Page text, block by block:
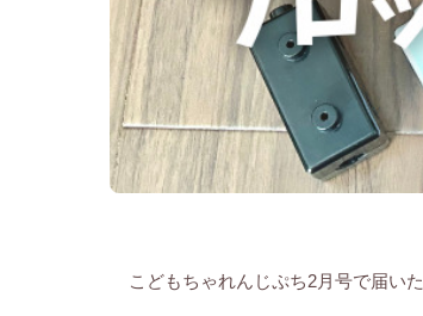
こどもちゃれんじぷち2月号で届いた